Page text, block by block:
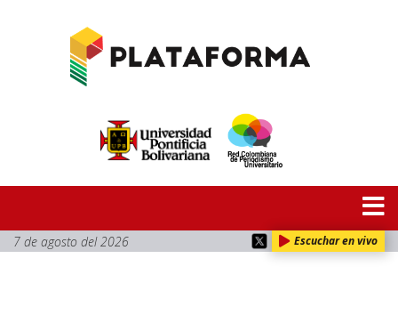
7 de agosto del 2026 Escuchar en vivo